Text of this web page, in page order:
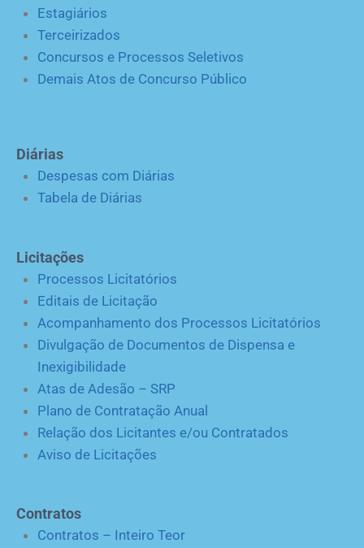
Estagiários
Terceirizados
Concursos e Processos Seletivos
Demais Atos de Concurso Público
Diárias
Despesas com Diárias
Tabela de Diárias
Licitações
Processos Licitatórios
Editais de Licitação
Acompanhamento dos Processos Licitatórios
Divulgação de Documentos de Dispensa e
Inexigibilidade
Atas de Adesão – SRP
Plano de Contratação Anual
Relação dos Licitantes e/ou Contratados
Aviso de Licitações
Contratos
Contratos – Inteiro Teor